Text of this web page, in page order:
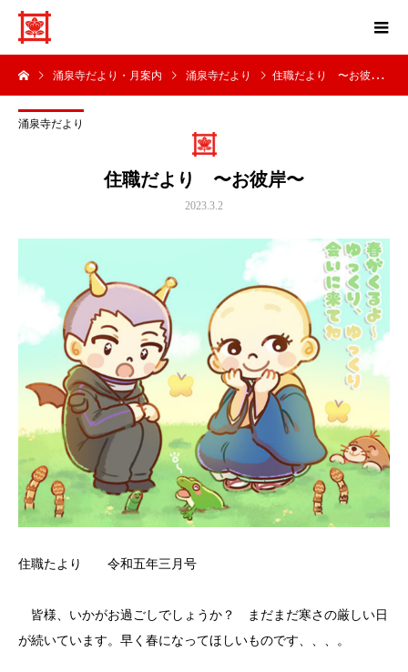
涌泉寺だより・月案内 涌泉寺だより 住職だより 〜お彼岸〜
涌泉寺だより
住職だより 〜お彼岸〜
2023.3.2
住職たより 令和五年三月号
皆様、いかがお過ごしでしょうか？ まだまだ寒さの厳しい日
が続いています。早く春になってほしいものです、、、。